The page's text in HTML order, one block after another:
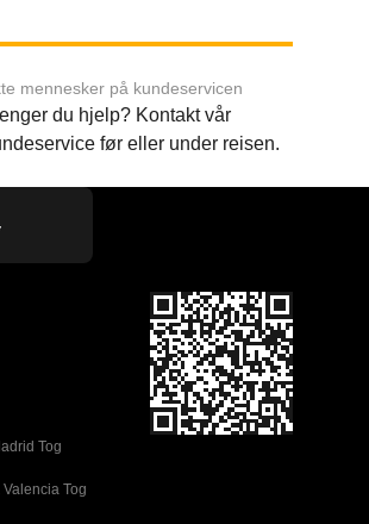
mennesker på kundeservicen
du hjelp? Kontakt vår
før eller under reisen.
Tog
Tog